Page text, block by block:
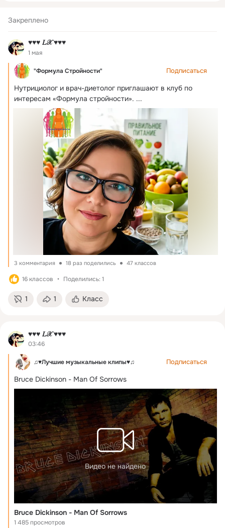
Закреплено
♥♥♥ 𝐿𝒳 ♥♥♥
1 мая
"Формула Стройности" Подписаться
Нутрициолог и врач-диетолог приглашают в клуб по
интересам «Формула стройности». ...
3 комментария 18 раз поделились 47 классов
16 классов Поделились: 1
1 1 Класс
♥♥♥ 𝐿𝒳 ♥♥♥
03:46
♫♥Лучшие музыкальные клипы♥♫ Подписаться
Bruce Dickinson - Man Of Sorrows
Видео не найдено
Bruce Dickinson - Man Of Sorrows
1 485 просмотров